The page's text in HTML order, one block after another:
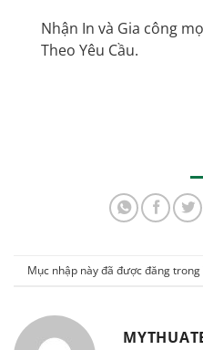
Nhận In và Gia công
Theo Yêu Cầu.
Mục nhập này đã được đăng trong